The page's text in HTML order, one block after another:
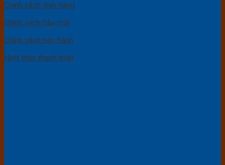
Chính sách giao hàng
Chính sách bảo mật
Chính sách bảo hành
Hình thức thanh toán